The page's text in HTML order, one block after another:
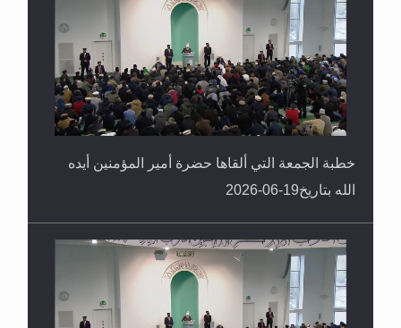
خطبة الجمعة التي ألقاها حضرة أمير المؤمنين أيده
الله بتاريخ19-06-2026